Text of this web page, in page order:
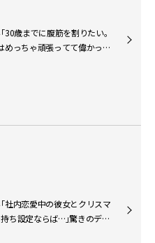
30歳までに腹筋を割りたい。
めっちゃ頑張ってて偉かった
社内恋愛中の彼女とクリスマ
ち設定ならば…」驚きのデー